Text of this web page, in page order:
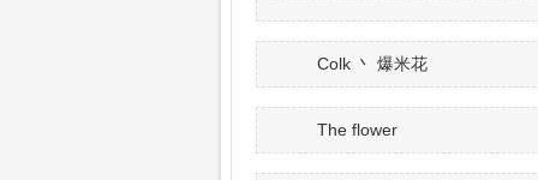
Colk 丶 爆米花
The flower